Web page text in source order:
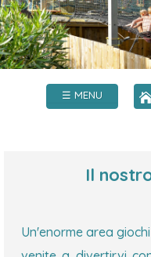
☰ MENU
Il
Un'enorme area